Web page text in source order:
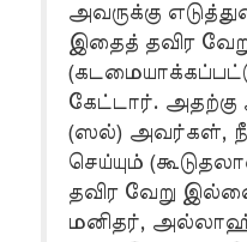
அவருக்கு
இதைத் தவிர
கேட்டார்.
(ஸல்) அவர்கள், நீ
செய்யும்
தவிர வேறு
மனிதர்,